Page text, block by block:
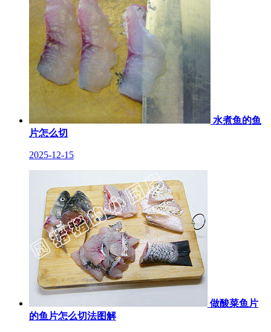
水煮鱼的鱼
片怎么切
2025-12-15
做酸菜鱼片
的鱼片怎么切法图解